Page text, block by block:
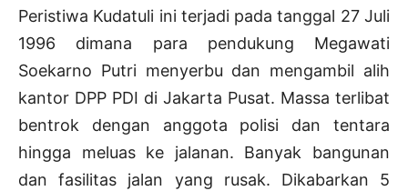
Peristiwa Kudatuli ini terjadi pada tanggal 27 Juli
1996 dimana para pendukung Megawati
Soekarno Putri menyerbu dan mengambil alih
kantor DPP PDI di Jakarta Pusat. Massa terlibat
bentrok dengan anggota polisi dan tentara
hingga meluas ke jalanan. Banyak bangunan
dan fasilitas jalan yang rusak. Dikabarkan 5